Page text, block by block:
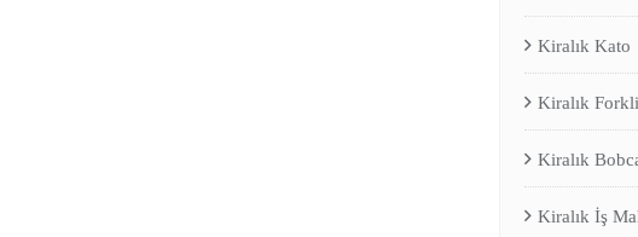
Kiralık Kato
Kiralık
Kiralık
Kiralık İş